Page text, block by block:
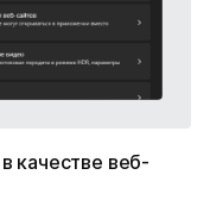
качестве веб-